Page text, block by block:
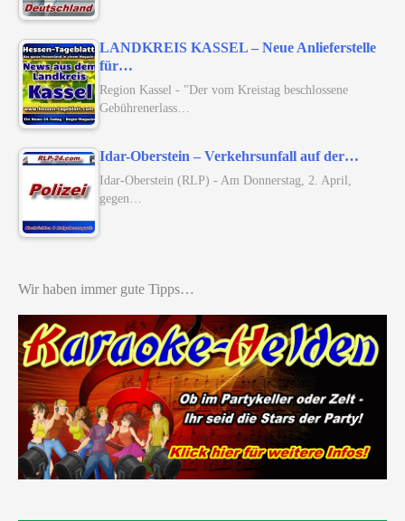
LANDKREIS KASSEL – Neue Anlieferstelle
für…
Region Kassel - "Der vom Kreistag beschlossene
Gebührenerlass…
Idar-Oberstein – Verkehrsunfall auf der…
Idar-Oberstein (RLP) - Am Donnerstag, 2. April,
gegen…
Wir haben immer gute Tipps…